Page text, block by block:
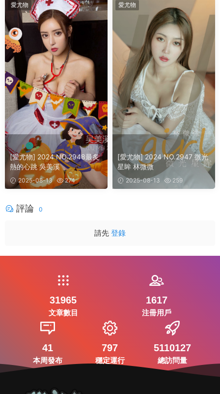
愛尤物
[愛尤物] 2024 NO.2948最炙
熱的心跳 吳美溪
2025-08-13 274
愛尤物
[愛尤物] 2024 NO.2947 微光
星眸 林微微
2025-08-13 259
評論 0
請先 登錄
31965
文章數目
1617
注冊用戶
41
本周發布
797
穩定運行
5110127
總訪問量